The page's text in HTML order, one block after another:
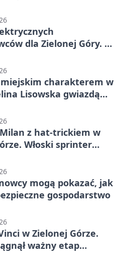
dla Zielonej Góry. To
miejskim charakterem w
Lisowska gwiazdą
z hat-trickiem w
Włoski sprinter
mogą pokazać, jak
gospodarstwo
w Zielonej Górze.
ważny etap